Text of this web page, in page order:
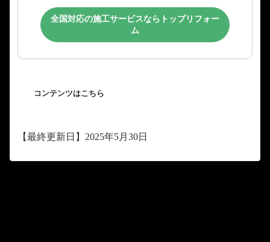
全国対応の施工サービスならトップリフォー
ム
コンテンツはこちら
【最終更新日】2025年5月30日